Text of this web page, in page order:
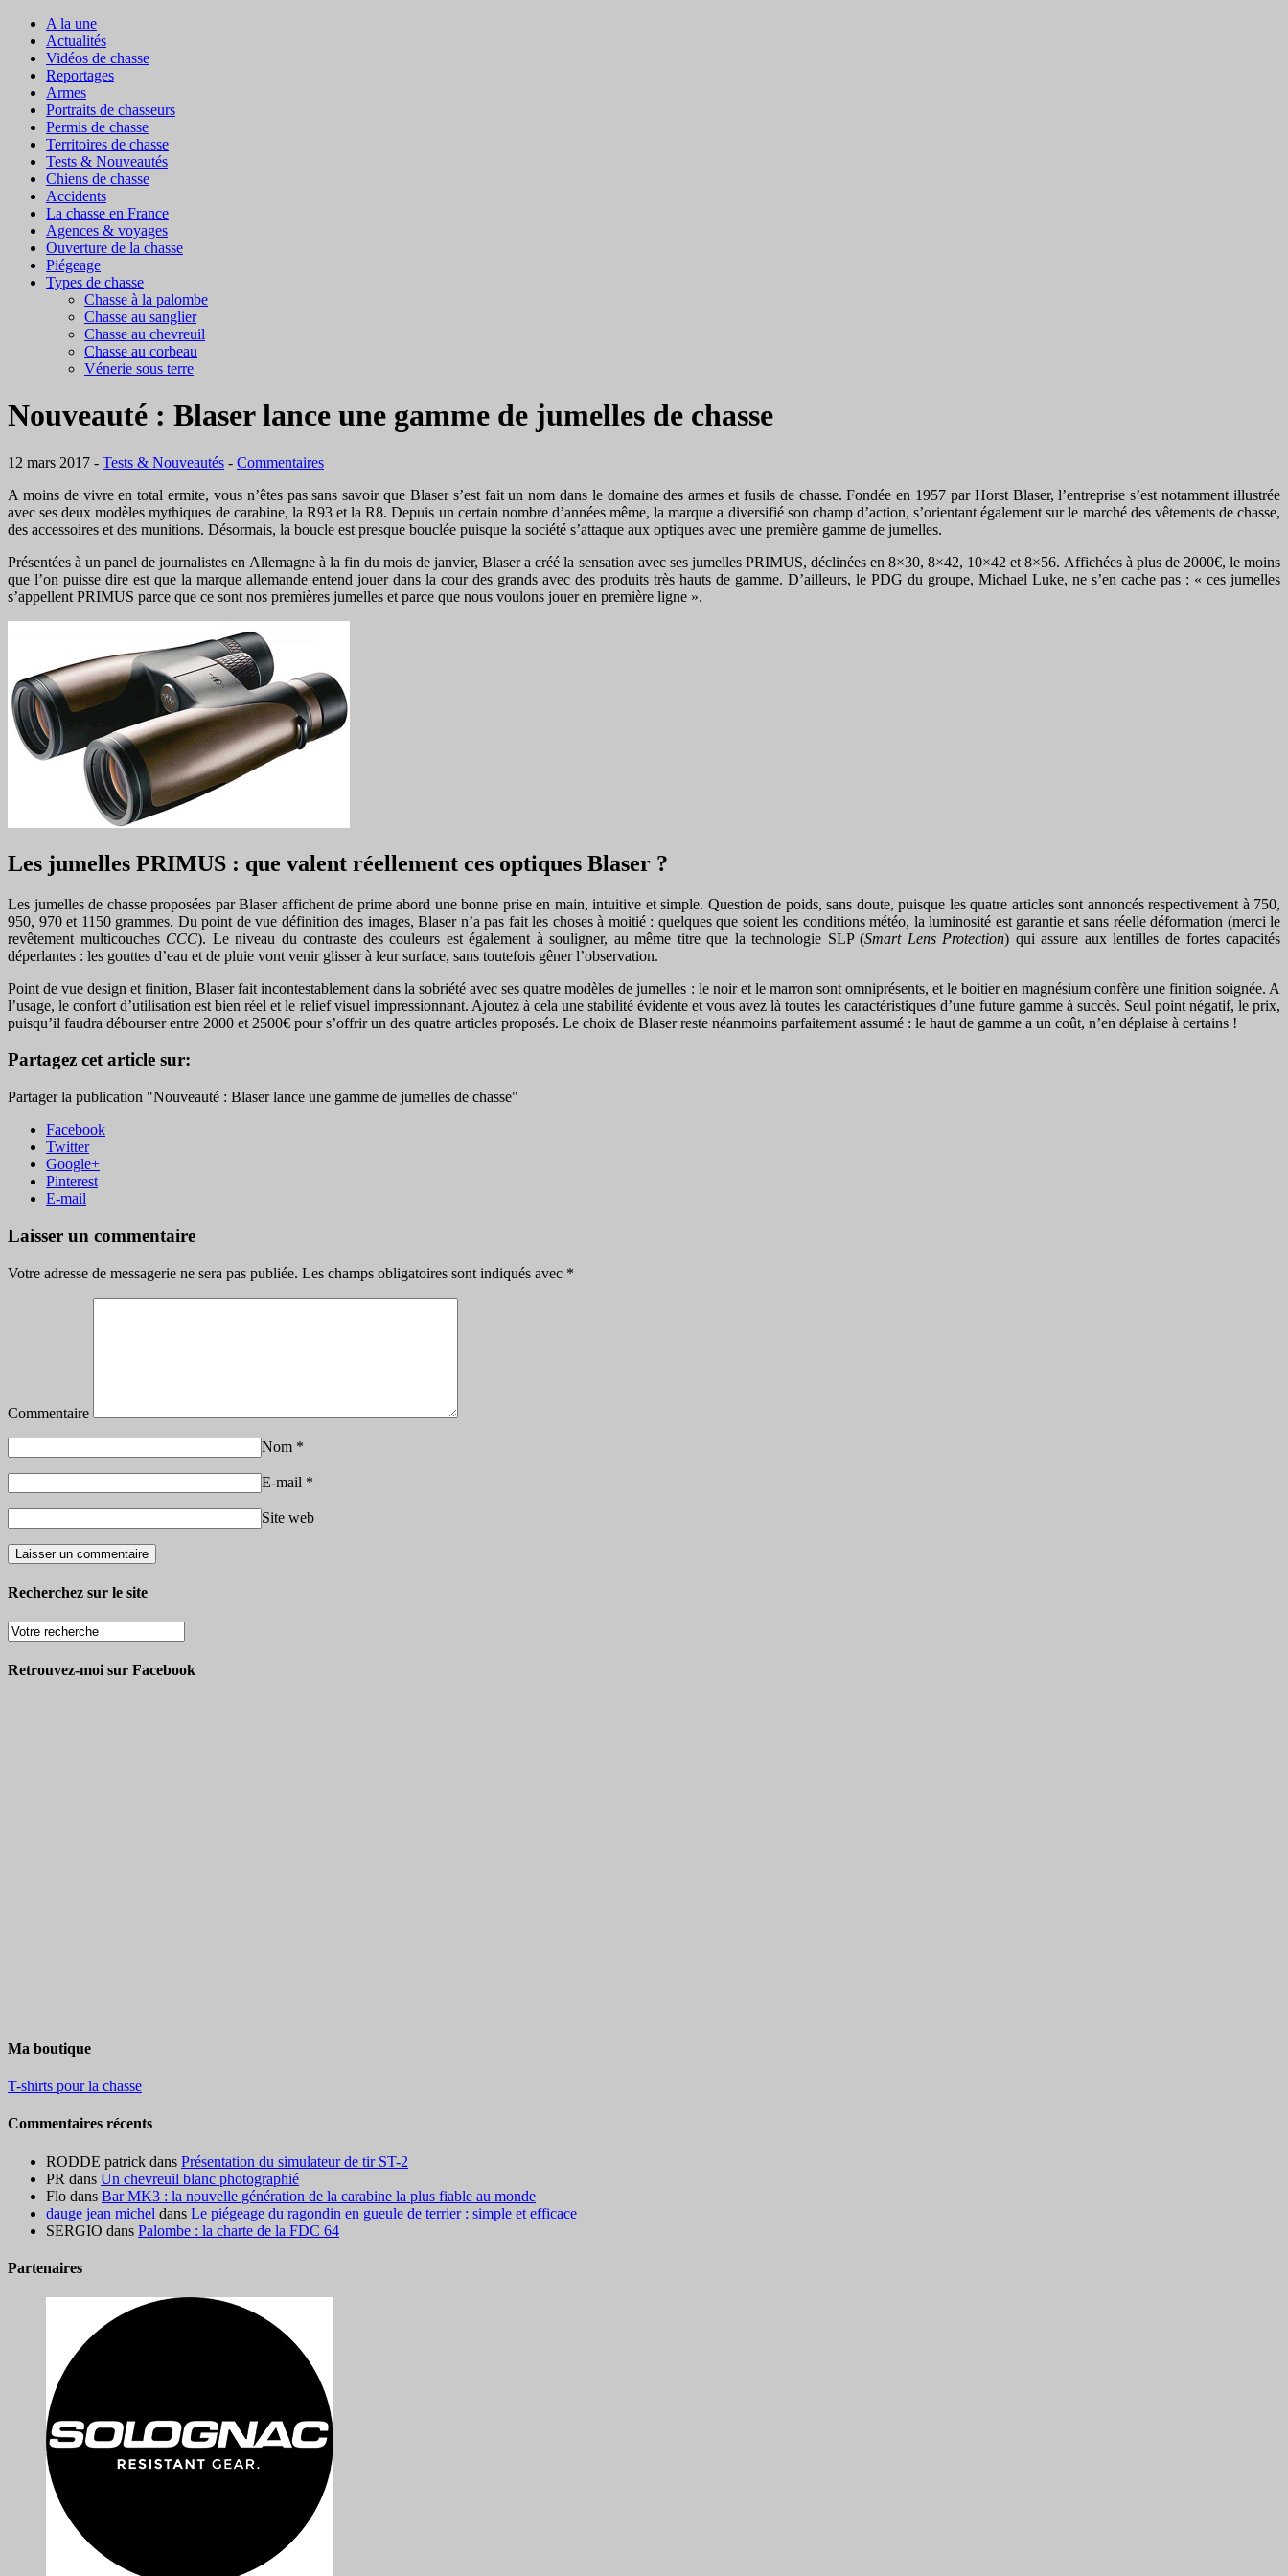
A la une
Actualités
Vidéos de chasse
Reportages
Armes
Portraits de chasseurs
Permis de chasse
Territoires de chasse
Tests & Nouveautés
Chiens de chasse
Accidents
La chasse en France
Agences & voyages
Ouverture de la chasse
Piégeage
Types de chasse
Chasse à la palombe
Chasse au sanglier
Chasse au chevreuil
Chasse au corbeau
Vénerie sous terre
Nouveauté : Blaser lance une gamme de jumelles de chasse
12 mars 2017 - Tests & Nouveautés - Commentaires
A moins de vivre en total ermite, vous n’êtes pas sans savoir que Blaser s’est fait un nom dans le domaine des armes et fusils de chasse. Fondée en 1957 par Horst Blaser, l’entreprise s’est notamment illustrée
avec ses deux modèles mythiques de carabine, la R93 et la R8. Depuis un certain nombre d’années même, la marque a diversifié son champ d’action, s’orientant également sur le marché des vêtements de chasse,
des accessoires et des munitions. Désormais, la boucle est presque bouclée puisque la société s’attaque aux optiques avec une première gamme de jumelles.
Présentées à un panel de journalistes en Allemagne à la fin du mois de janvier, Blaser a créé la sensation avec ses jumelles PRIMUS, déclinées en 8×30, 8×42, 10×42 et 8×56. Affichées à plus de 2000€, le moins
que l’on puisse dire est que la marque allemande entend jouer dans la cour des grands avec des produits très hauts de gamme. D’ailleurs, le PDG du groupe, Michael Luke, ne s’en cache pas : « ces jumelles
s’appellent PRIMUS parce que ce sont nos premières jumelles et parce que nous voulons jouer en première ligne ».
Les jumelles PRIMUS : que valent réellement ces optiques Blaser ?
Les jumelles de chasse proposées par Blaser affichent de prime abord une bonne prise en main, intuitive et simple. Question de poids, sans doute, puisque les quatre articles sont annoncés respectivement à 750,
950, 970 et 1150 grammes. Du point de vue définition des images, Blaser n’a pas fait les choses à moitié : quelques que soient les conditions météo, la luminosité est garantie et sans réelle déformation (merci le
revêtement multicouches CCC). Le niveau du contraste des couleurs est également à souligner, au même titre que la technologie SLP (Smart Lens Protection) qui assure aux lentilles de fortes capacités
déperlantes : les gouttes d’eau et de pluie vont venir glisser à leur surface, sans toutefois gêner l’observation.
Point de vue design et finition, Blaser fait incontestablement dans la sobriété avec ses quatre modèles de jumelles : le noir et le marron sont omniprésents, et le boitier en magnésium confère une finition soignée. A
l’usage, le confort d’utilisation est bien réel et le relief visuel impressionnant. Ajoutez à cela une stabilité évidente et vous avez là toutes les caractéristiques d’une future gamme à succès. Seul point négatif, le prix,
puisqu’il faudra débourser entre 2000 et 2500€ pour s’offrir un des quatre articles proposés. Le choix de Blaser reste néanmoins parfaitement assumé : le haut de gamme a un coût, n’en déplaise à certains !
Partagez cet article sur:
Partager la publication "Nouveauté : Blaser lance une gamme de jumelles de chasse"
Facebook
Twitter
Google+
Pinterest
E-mail
Laisser un commentaire
Votre adresse de messagerie ne sera pas publiée. Les champs obligatoires sont indiqués avec *
Commentaire
Nom *
E-mail *
Site web
Recherchez sur le site
Retrouvez-moi sur Facebook
Ma boutique
T-shirts pour la chasse
Commentaires récents
RODDE patrick dans Présentation du simulateur de tir ST-2
PR dans Un chevreuil blanc photographié
Flo dans Bar MK3 : la nouvelle génération de la carabine la plus fiable au monde
dauge jean michel dans Le piégeage du ragondin en gueule de terrier : simple et efficace
SERGIO dans Palombe : la charte de la FDC 64
Partenaires